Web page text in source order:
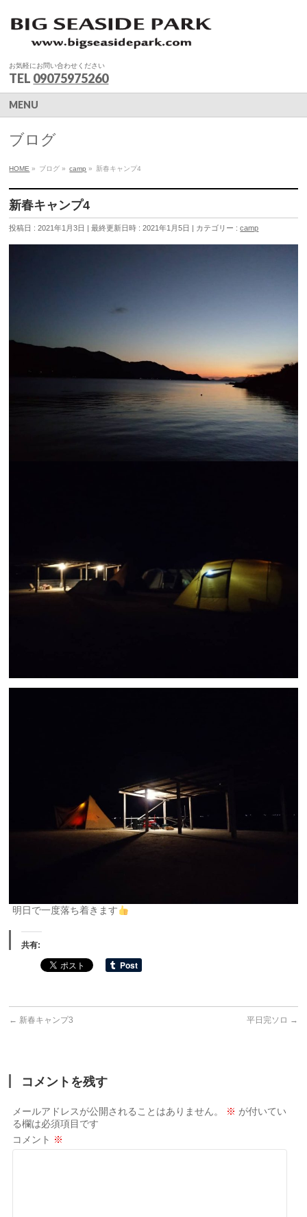
お気軽にお問い合わせください
TEL 09075975260
MENU
ブログ
HOME » ブログ » camp » 新春キャンプ4
新春キャンプ4
投稿日 : 2021年1月3日 最終更新日時 : 2021年1月5日 カテゴリー :camp
明日で一度落ち着きます
共有:
← 新春キャンプ3 平日完ソロ →
コメントを残す
メールアドレスが公開されることはありません。 ※ が付いてい
る欄は必須項目です
コメント ※